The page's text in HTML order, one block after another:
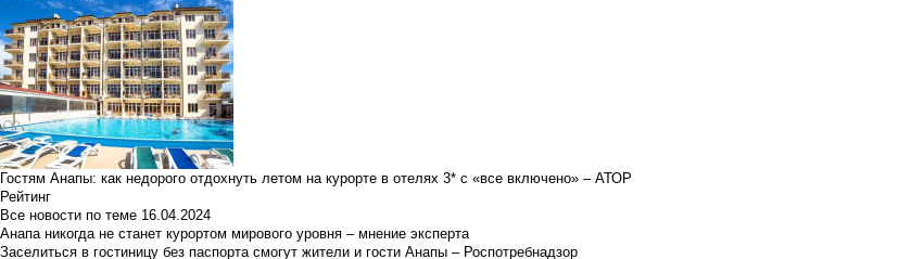
Гостям Анапы: как недорого отдохнуть летом на курорте в отелях 3* с «все включено» – АТОР
Рейтинг
Все новости по теме 16.04.2024
Анапа никогда не станет курортом мирового уровня – мнение эксперта
Заселиться в гостиницу без паспорта смогут жители и гости Анапы – Роспотребнадзор